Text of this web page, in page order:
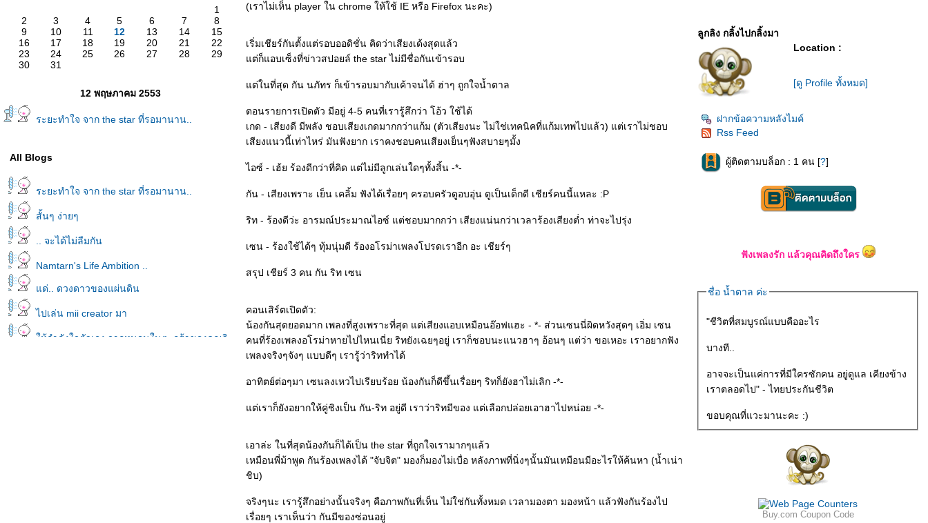
1
2
3 4 5 6 7
8
9
10 11 12 13 14
15
16
17 18 19 20 21
22
23
24 25 26 27 28
29
30
31
12 พฤษภาคม 2553
ระยะทำใจ จาก the star ที่รอมานาน..
All Blogs
ระยะทำใจ จาก the star ที่รอมานาน..
สั้นๆ ง่ายๆ
.. จะได้ไม่ลืมกัน
Namtarn's Life Ambition ..
ด่.. ดวงดาวของแผ่นดิน
ไปเล่น mii creator มา
ห้กำลังใจตัวเอง จากหนอนในตะกร้าของคุณวิ
(เราไม่เห็น player ใน chrome ให้ใช้ IE หรือ Firefox นะคะ)
เริ่มเชียร์กันตั้งแต่รอบออดิชั่น คิดว่าเสียงเด้งสุดแล้ว
ต่ก็แอบเซ็งที่ข่าวสปอยล์ the star ไม่มีชื่อกันเข้ารอบ
ต่ในที่สุด กัน นภัทร ก็เข้ารอบมากับเค้าจนได้ ฮ่าๆ ถูกใจน้ำตาล
ตอนรายการเปิดตัว มีอยู่ 4-5 คนที่เรารู้สึกว่า โอ้ว ใช้ได้
เกด - เสียงดี มีพลัง ชอบเสียงเกดมากกว่าแก้ม (ตัวเสียงนะ ไม่ใช่เทคนิคที่แก้มเทพไปแล้ว) แต่เราไม่ชอบ
เสียงแนวนี้เท่าไหร่ มันฟังยาก เราคงชอบคนเสียงเย็นๆฟังสบายๆมั้ง
ไอซ์ - เฮ้ย ร้องดีกว่าที่คิด แต่ไม่มีลูกเล่นใดๆทั้งสิ้น -*-
กัน - เสียงเพราะ เย็น เคลิ้ม ฟังได้เรื่อยๆ ครอบครัวดูอบอุ่น ดูเป็นเด็กดี เชียร์คนนี้แหละ :P
ริท - ร้องดีว่ะ อารมณ์ประมาณไอซ์ แต่ชอบมากกว่า เสียงแน่นกว่าเวลาร้องเสียงต่ำ ท่าจะไปรุ่ง
เซน - ร้องใช้ได้ๆ ทุ้มนุ่มดี ร้องอโรม่าเพลงโปรดเราอีก อะ เชียร์ๆ
สรุป เชียร์ 3 คน กัน ริท เซน
คอนเสิร์ตเปิดตัว:
น้องกันสุดยอดมาก เพลงที่สูงเพราะที่สุด แต่เสียงแอบเหมือนอ๊อฟแฮะ - *- ส่วนเซนนี่ผิดหวังสุดๆ เอิ่ม เซน
คนที่ร้องเพลงอโรม่าหายไปไหนเนี่ย ริทยังเฉยๆอยู่ เราก็ชอบนะแนวฮาๆ อ้อนๆ แต่ว่า ขอเหอะ เราอยากฟัง
เพลงจริงๆจังๆ แบบดีๆ เรารู้ว่าริททำได้
อาทิตย์ต่อๆมา เซนลงเหวไปเรียบร้อย น้องกันก็ดีขึ้นเรื่อยๆ ริทก็ยังฮาไม่เลิก -*-
ต่เราก็ยังอยากให้คู่ชิงเป็น กัน-ริท อยู่ดี เราว่าริทมีของ แต่เลือกปล่อยเอาฮาไปหน่อย -*-
เอาล่ะ ในที่สุดน้องกันก็ได้เป็น the star ที่ถูกใจเรามากๆแล้ว
เหมือนพี่ม้าพูด กันร้องเพลงได้ "จับจิต" มองก็มองไม่เบื่อ หลังภาพที่นิ่งๆนั้นมันเหมือนมีอะไรให้ค้นหา (น้ำเน่า
ชิบ)
จริงๆนะ เรารู้สึกอย่างนั้นจริงๆ คือภาพกันที่เห็น ไม่ใช่กันทั้งหมด เวลามองตา มองหน้า แล้วฟังกันร้องไป
เรื่อยๆ เราเห็นว่า กันมีของซ่อนอยู่
ลูกลิง กลิ้งไปกลิ้งมา
Location :
[ดู Profile ทั้งหมด]
ฝากข้อความหลังไมค์
Rss Feed
ผู้ติดตามบล็อก : 1 คน [?]
ฟังเพลงรัก แล้วคุณคิดถึงใคร
ชื่อ น้ำตาล ค่ะ
"ชีวิตที่สมบูรณ์แบบคืออะไร
บางที..
อาจจะเป็นแค่การที่มีใครซักคน อยู่ดูแล เคียงข้าง
เราตลอดไป" - ไทยประกันชีวิต
ขอบคุณที่แวะมานะคะ :)
Buy.com Coupon Code